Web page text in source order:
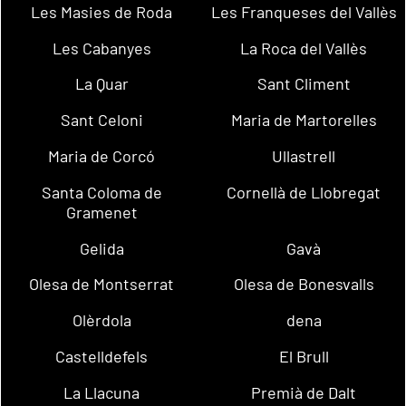
Les Masies de Roda
Les Franqueses del Vallès
Les Cabanyes
La Roca del Vallès
La Quar
Sant Climent
Sant Celoni
Maria de Martorelles
Maria de Corcó
Ullastrell
Santa Coloma de
Gramenet
Cornellà de Llobregat
Gelida
Gavà
Olesa de Montserrat
Olesa de Bonesvalls
Olèrdola
dena
Castelldefels
El Brull
La Llacuna
Premià de Dalt